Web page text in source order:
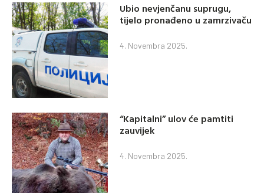
Ubio nevjenčanu suprugu,
tijelo pronađeno u zamrzivaču
4. Novembra 2025.
“Kapitalni” ulov će pamtiti
zauvijek
4. Novembra 2025.